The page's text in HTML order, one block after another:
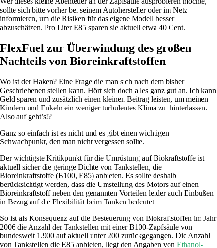
sollte sich bitte vorher bei seinem Autohersteller oder im Netz
informieren, um die Risiken für das eigene Modell besser
abzuschätzen. Pro Liter E85 sparen sie aktuell etwa 40 Cent.
FlexFuel zur Überwindung des großen
Nachteils von Bioreinkraftstoffen
Wo ist der Haken? Eine Frage die man sich nach dem bisher
Geschriebenen stellen kann. Hört sich doch alles ganz gut an. Ich kann
Geld sparen und zusätzlich einen kleinen Beitrag leisten, um meinen
Kindern und Enkeln ein weniger turbulentes Klima zu hinterlassen.
Also auf geht’s!?
Ganz so einfach ist es nicht und es gibt einen wichtigen
Schwachpunkt, den man nicht vergessen sollte.
Der wichtigste Kritikpunkt für die Umrüstung auf Biokraftstoffe ist
aktuell sicher die geringe Dichte von Tankstellen, die
Bioreinkraftstoffe (B100, E85) anbieten. Es sollte deshalb
berücksichtigt werden, dass die Umstellung des Motors auf einen
Bioreinkraftstoff neben den genannten Vorteilen leider auch Einbußen
in Bezug auf die Flexibilität beim Tanken bedeutet.
So ist als Konsequenz auf die Besteuerung von Biokraftstoffen im Jahr
2006 die Anzahl der Tankstellen mit einer B100-Zapfsäule von
bundesweit 1.900 auf aktuell unter 200 zurückgegangen. Die Anzahl
von Tankstellen die E85 anbieten, liegt den Angaben von Ethanol-